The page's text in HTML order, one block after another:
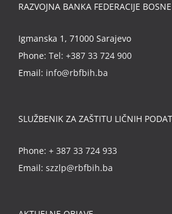
RAZVOJNA BANKA FEDERACIJE
Igmanska 1, 71000 Sarajevo
Phone: Tel: +387 33 724 900
Email: info@rbfbih.ba
SLUŽBENIK ZA ZAŠTITU LIČNIH
Phone: + 387 33 724 933
Email: szzlp@rbfbih.ba